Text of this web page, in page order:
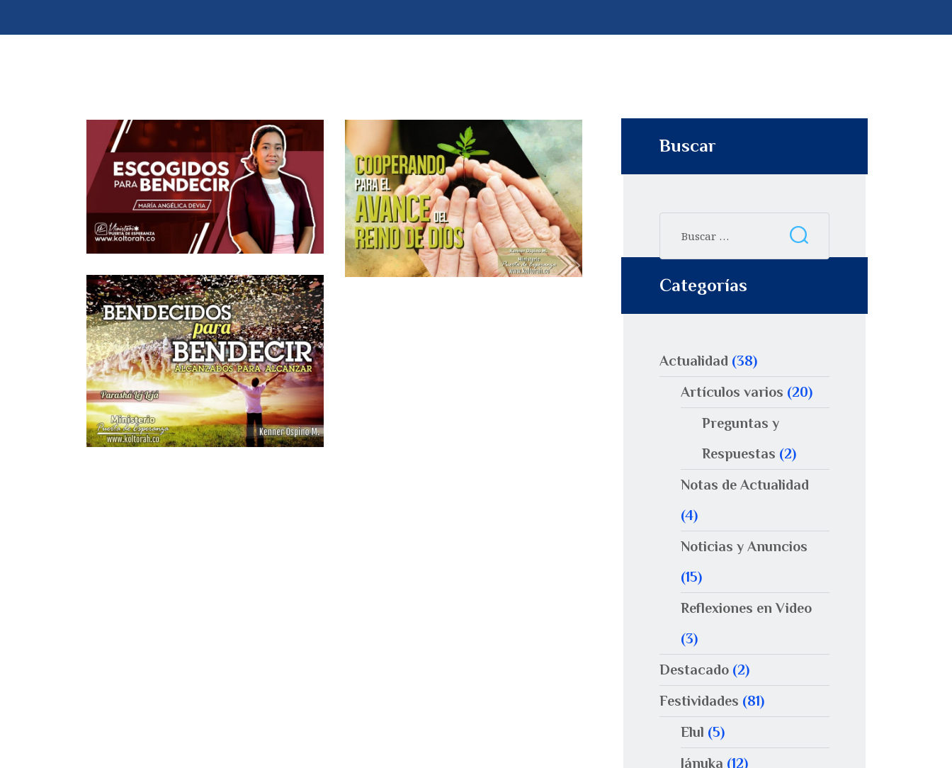
Buscar
Categorías
Actualidad (38)
Artículos varios (20)
Preguntas y
Respuestas (2)
Notas de Actualidad
(4)
Noticias y Anuncios
(15)
Reflexiones en Video
(3)
Destacado (2)
Festividades (81)
Elul (5)
Jánuka (12)
i